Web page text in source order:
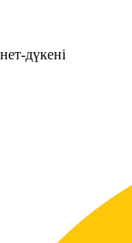
дүкені